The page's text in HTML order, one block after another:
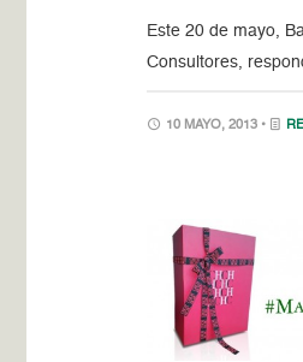
Este 20 de mayo,
Consultores,
10 MAYO, 2013 •